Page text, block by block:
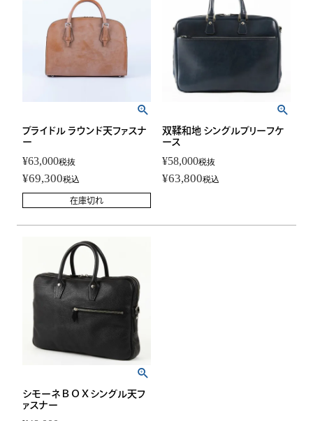
ブライドル ラウンド天ファスナ
ー
¥63,000税抜
¥69,300税込
在庫切れ
双鞣和地 シングルブリーフケ
ース
¥58,000税抜
¥63,800税込
シモーネＢＯＸシングル天フ
ァスナー